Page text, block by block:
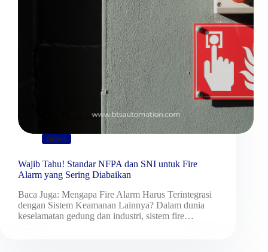
news
Wajib Tahu! Standar NFPA dan SNI untuk Fire
Alarm yang Sering Diabaikan
Baca Juga: Mengapa Fire Alarm Harus Terintegrasi
dengan Sistem Keamanan Lainnya? Dalam dunia
keselamatan gedung dan industri, sistem fire…